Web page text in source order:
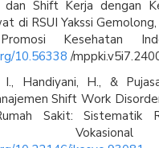
Shift Kerja dengan
di RSUI Yakssi
Kesehatan
10.56338 /
I., Handiyani, H., &
Shift Work
Sakit: Sistematik